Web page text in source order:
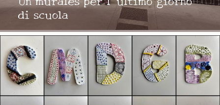
di scuola